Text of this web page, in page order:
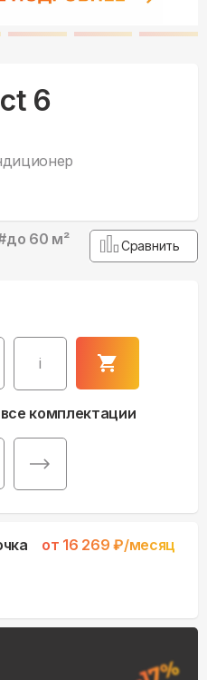
6
до 60 м² Сравнить
i
комплектации
от 16 269 ₽/месяц